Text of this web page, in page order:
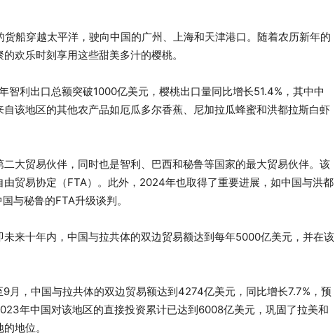
货船穿越太平洋，驶向中国的广州、上海和天津港口。随着农历新年的
欢乐时刻享用这些甜美多汁的樱桃。
智利出口总额突破1000亿美元，樱桃出口量同比增长51.4%，其中中
该地区的其他农产品如厄瓜多尔香蕉、尼加拉瓜蜂蜜和洪都拉斯白虾
大贸易伙伴，同时也是智利、巴西和秘鲁等国家的最大贸易伙伴。该
贸易协定（FTA）。此外，2024年也取得了重要进展，如中国与洪都
与秘鲁的FTA升级谈判。
来十年内，中国与拉共体的双边贸易额达到每年5000亿美元，并在该
月，中国与拉共体的双边贸易额达到4274亿美元，同比增长7.7%，预
年中国对该地区的直接投资累计已达到6008亿美元，巩固了拉美和
地位。